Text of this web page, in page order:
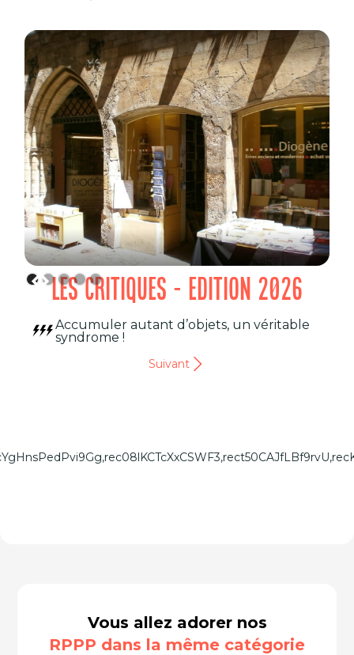
LES CRITIQUES - EDITION 2026
Accumuler autant d’objets, un véritable
syndrome !
Suivant
Vous allez adorer nos
RPPP dans la même catégorie